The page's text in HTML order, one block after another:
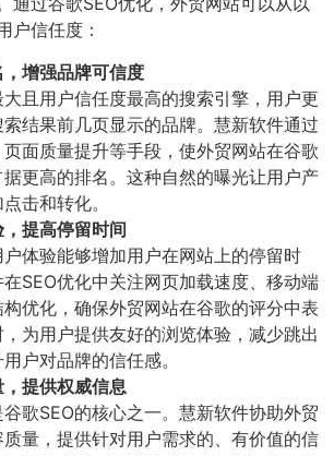
户信任度：
增强品牌可信度
且用户信任度最高的搜索引擎，用户更
结果前几页显示的品牌。慧新软件通过
面质量提升等手段，使外贸网站在谷歌
更高的排名。这种自然的曝光让用户产
击和转化。
提高停留时间
体验能够增加用户在网站上的停留时
SEO优化中关注网页加载速度、移动端
优化，确保外贸网站在谷歌的评分中表
为用户提供友好的浏览体验，减少跳出
户对品牌的信任感。
提供权威信息
歌SEO的核心之一。慧新软件协助外贸
量，提供针对用户需求的、有价值的信